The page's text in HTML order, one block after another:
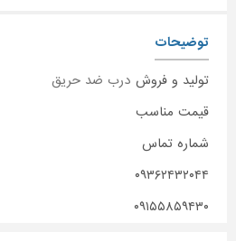
توضیحات
تولید و فروش درب ضد حریق
قیمت مناسب
شماره تماس
۰۹۳۶۲۴۳۲۰۴۴
۰۹۱۵۵۸۵۹۴۳۰